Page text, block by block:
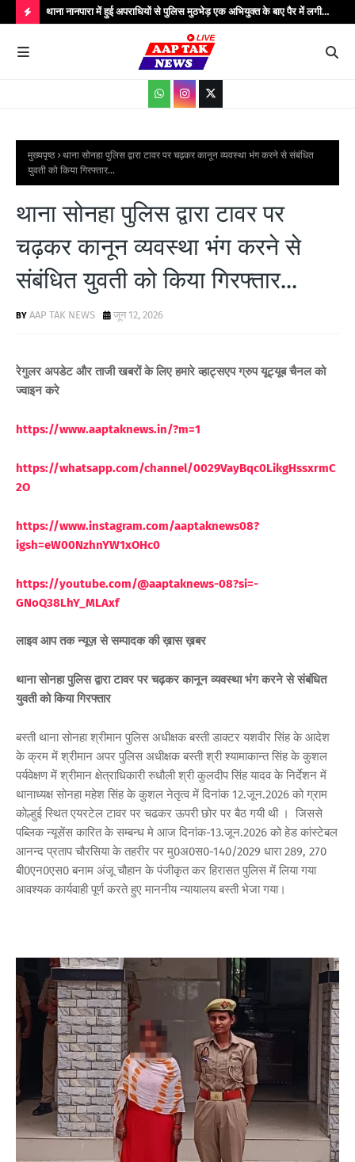
O
S
थाना नानपारा में हुई अपराधियों से पुलिस मुठभेड़ एक अभियुक्त के बाए पैर में लगी
गोली बिजली के तार चोरी के गिरोह के कुल पाँच अपराधी गिरफ्तार मौके पर पुलिस
अधीक्षक बहराइच सहित अधिकारीगण मौजूद...
मुख्यपृष्ठ
थाना सोनहा पुलिस द्वारा टावर पर चढ़कर कानून व्यवस्था भंग करने से संबंधित
युवती को किया गिरफ्तार...
थाना सोनहा पुलिस द्वारा टावर पर
चढ़कर कानून व्यवस्था भंग करने से
संबंधित युवती को किया गिरफ्तार...
AAP TAK NEWS जून 12, 2026
रेगुलर अपडेट और ताजी खबरों के लिए हमारे व्हाट्सएप ग्रुप यूट्यूब चैनल को
ज्वाइन करे
https://www.aaptaknews.in/?m=1
https://whatsapp.com/channel/0029VayBqc0LikgHssxrmC
2O
https://www.instagram.com/aaptaknews08?
igsh=eW00NzhnYW1xOHc0
https://youtube.com/@aaptaknews-08?si=-
GNoQ38LhY_MLAxf
लाइव आप तक न्यूज़ से सम्पादक की ख़ास ख़बर
थाना सोनहा पुलिस द्वारा टावर पर चढ़कर कानून व्यवस्था भंग करने से संबंधित
युवती को किया गिरफ्तार
बस्ती थाना सोनहा श्रीमान पुलिस अधीक्षक बस्ती डाक्टर यशवीर सिंह के आदेश
के क्रम में श्रीमान अपर पुलिस अधीक्षक बस्ती श्री श्यामाकान्त सिंह के कुशल
पर्यवेक्षण में श्रीमान क्षेत्राधिकारी रुधौली श्री कुलदीप सिंह यादव के निर्देशन में
थानाध्यक्ष सोनहा महेश सिंह के कुशल नेतृत्व में दिनांक 12.जून.2026 को ग्राम
कोल्हुई स्थित एयरटेल टावर पर चढकर ऊपरी छोर पर बैठ गयी थी । जिससे
पब्लिक न्यूसेंस कारित के सम्बन्ध मे आज दिनांक-13.जून.2026 को हेड कांस्टेबल
आनन्द प्रताप चौरसिया के तहरीर पर मु0अ0स0-140/2029 धारा 289, 270
बी0एन0एस0 बनाम अंजू चौहान के पंजीकृत कर हिरासत पुलिस में लिया गया
आवश्यक कार्यवाही पूर्ण करते हुए माननीय न्यायालय बस्ती भेजा गया।